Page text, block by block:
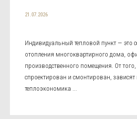
21.07.2026
Индивидуальный тепловой пункт — это
отопления многоквартирного дома,
производственного помещения. От
спроектирован и смонтирован,
теплоэкономика ...